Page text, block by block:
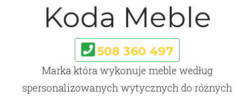
Koda Meble
508 360 497
Marka która wykonuje meble według
spersonalizowanych wytycznych do różnych